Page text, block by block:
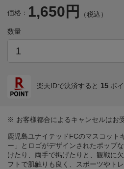
価格： 1,650円 （税込）
数量
楽天IDで決済すると 15 ポ
※ お客様都合によるキャンセルはお
鹿児島ユナイテッドFCのマスコット
ー」とロゴがデザインされたポップ
けたり、両手で掲げたりと、観戦に
フトで肌触りも良く、スポーツやト